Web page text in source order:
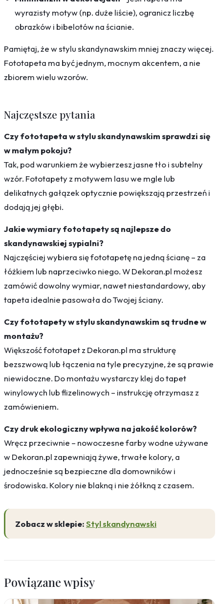
wyrazisty motyw (np. duże liście), ogranicz liczbę
obrazków i bibelotów na ścianie.
Pamiętaj, że w stylu skandynawskim mniej znaczy więcej.
Fototapeta ma być jednym, mocnym akcentem, a nie
zbiorem wielu wzorów.
Najczęstsze pytania
Czy fototapeta w stylu skandynawskim sprawdzi się
w małym pokoju?
Tak, pod warunkiem że wybierzesz jasne tło i subtelny
wzór. Fototapety z motywem lasu we mgle lub
delikatnych gałązek optycznie powiększają przestrzeń i
dodają jej głębi.
Jakie wymiary fototapety są najlepsze do
skandynawskiej sypialni?
Najczęściej wybiera się fototapetę na jedną ścianę – za
łóżkiem lub naprzeciwko niego. W Dekoran.pl możesz
zamówić dowolny wymiar, nawet niestandardowy, aby
tapeta idealnie pasowała do Twojej ściany.
Czy fototapety w stylu skandynawskim są trudne w
montażu?
Większość fototapet z Dekoran.pl ma strukturę
bezszwową lub łączenia na tyle precyzyjne, że są prawie
niewidoczne. Do montażu wystarczy klej do tapet
winylowych lub flizelinowych – instrukcję otrzymasz z
zamówieniem.
Czy druk ekologiczny wpływa na jakość kolorów?
Wręcz przeciwnie – nowoczesne farby wodne używane
w Dekoran.pl zapewniają żywe, trwałe kolory, a
jednocześnie są bezpieczne dla domowników i
środowiska. Kolory nie blakną i nie żółkną z czasem.
Zobacz w sklepie:Styl skandynawski
Powiązane wpisy